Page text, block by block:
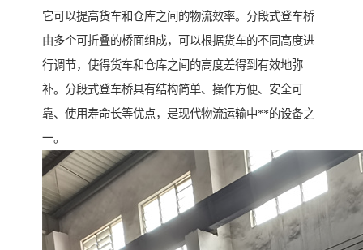
它可以提高货车和仓库之间的物流效率。分段式登车桥
由多个可折叠的桥面组成，可以根据货车的不同高度进
行调节，使得货车和仓库之间的高度差得到有效地弥
补。分段式登车桥具有结构简单、操作方便、安全可
靠、使用寿命长等优点，是现代物流运输中**的设备之
一。